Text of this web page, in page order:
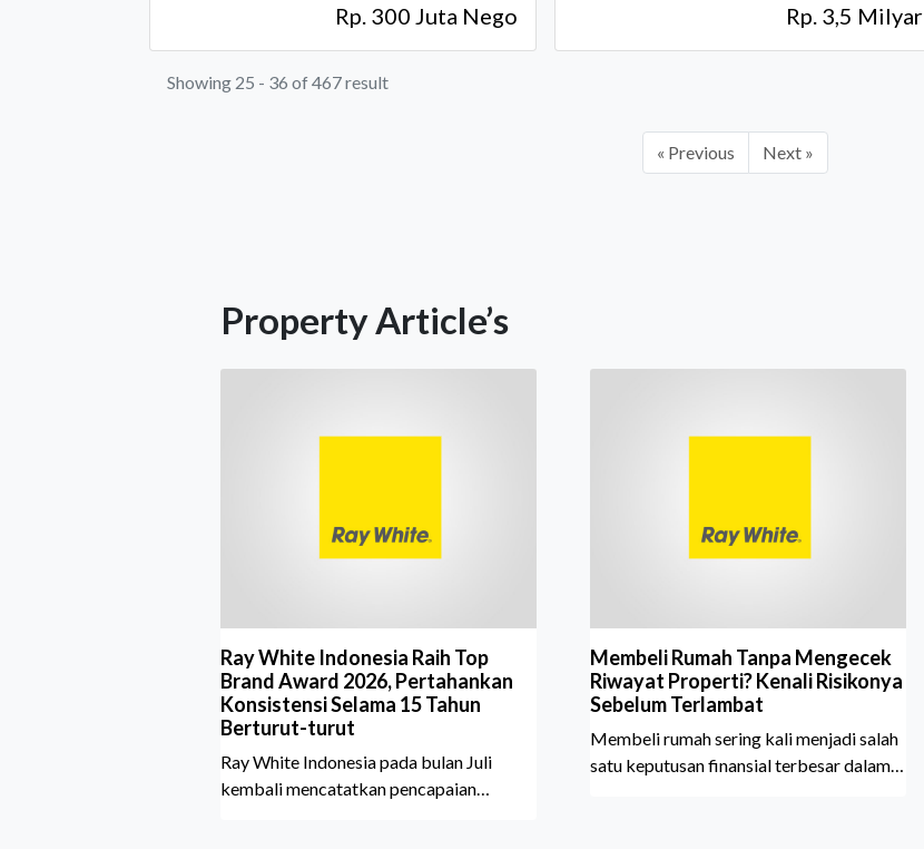
Rp. 300 Juta Nego Rp. 3,5 Milyar
Showing 25 - 36 of 467 result
« Previous Next »
Property Article’s
Ray White Indonesia Raih Top
Brand Award 2026, Pertahankan
Konsistensi Selama 15 Tahun
Berturut-turut
Ray White Indonesia pada bulan Juli
kembali mencatatkan pencapaian
Membeli Rumah Tanpa Mengecek
Riwayat Properti? Kenali Risikonya
Sebelum Terlambat
Membeli rumah sering kali menjadi salah
satu keputusan finansial terbesar dalam